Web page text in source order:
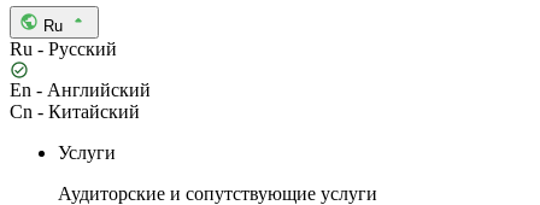
Ru
Ru - Русский
En - Английский
Cn - Китайский
Услуги
Аудиторские и сопутствующие услуги